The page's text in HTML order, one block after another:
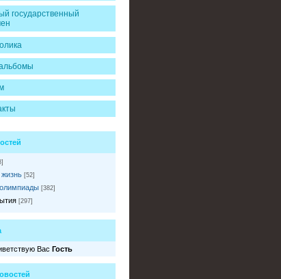
государственный
[52]
[382]
[297]
Вас Гость